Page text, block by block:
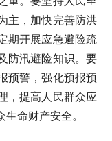
主，加快完善防洪
期开展应急避险疏
防汛避险知识。要
预警，强化预报预
，提高人民群众应
命财产安全。